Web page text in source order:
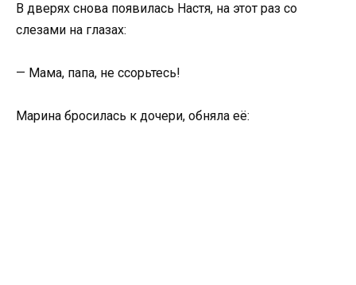
В дверях снова появилась Настя, на этот раз со
слезами на глазах:
— Мама, папа, не ссорьтесь!
Марина бросилась к дочери, обняла её: